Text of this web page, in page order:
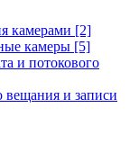
камерами [2]
камеры [5]
и потокового
вещания и записи